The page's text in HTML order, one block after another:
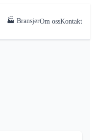
🏭 BransjerOm ossKontakt